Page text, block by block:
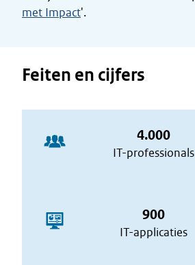
met Impact'.
Feiten en cijfers
4.000
IT-professionals
900
IT-applicaties